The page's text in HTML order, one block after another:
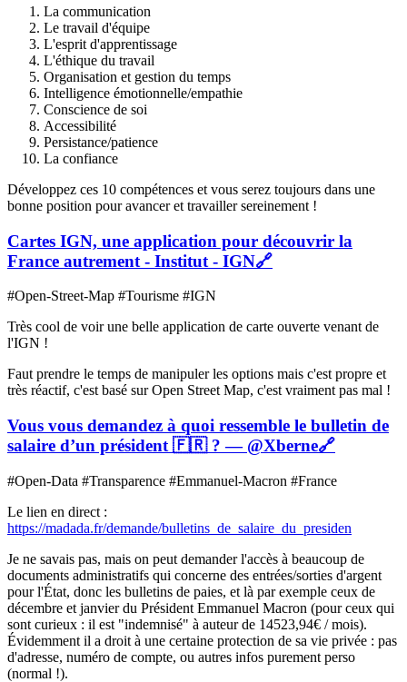
La communication
Le travail d'équipe
L'esprit d'apprentissage
L'éthique du travail
Organisation et gestion du temps
Intelligence émotionnelle/empathie
Conscience de soi
Accessibilité
Persistance/patience
La confiance
Développez ces 10 compétences et vous serez toujours dans une
bonne position pour avancer et travailler sereinement !
Cartes IGN, une application pour découvrir la
France autrement - Institut - IGN🔗
#Open-Street-Map #Tourisme #IGN
Très cool de voir une belle application de carte ouverte venant de
l'IGN !
Faut prendre le temps de manipuler les options mais c'est propre et
très réactif, c'est basé sur Open Street Map, c'est vraiment pas mal !
Vous vous demandez à quoi ressemble le bulletin de
salaire d’un président 🇫🇷 ? — @Xberne🔗
#Open-Data #Transparence #Emmanuel-Macron #France
Le lien en direct :
https://madada.fr/demande/bulletins_de_salaire_du_presiden
Je ne savais pas, mais on peut demander l'accès à beaucoup de
documents administratifs qui concerne des entrées/sorties d'argent
pour l'État, donc les bulletins de paies, et là par exemple ceux de
décembre et janvier du Président Emmanuel Macron (pour ceux qui
sont curieux : il est "indemnisé" à auteur de 14523,94€ / mois).
Évidemment il a droit à une certaine protection de sa vie privée : pas
d'adresse, numéro de compte, ou autres infos purement perso
(normal !).